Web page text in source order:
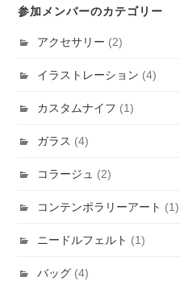
参加メンバーのカテゴリー
アクセサリー (2)
イラストレーション (4)
カスタムナイフ (1)
ガラス (4)
コラージュ (2)
コンテンポラリーアート (1)
ニードルフェルト (1)
バッグ (4)